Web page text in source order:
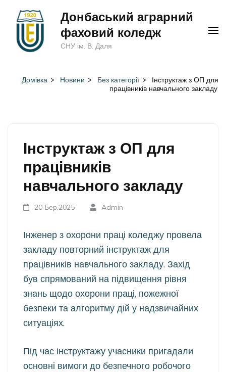
(натисніть
Донбаський аграрний
фаховий коледж
СНУ ім. В. Даля
Домівка > Новини > Без категорії >
Інструктаж з ОП для
працівників навчального закладу
Інструктаж з ОП для
працівників
навчального закладу
20 Бер,2025 Admin
Інженер з охорони праці коледжу провела
закладу повторний інструктаж для
працівників навчального закладу. Захід
був спрямований на підвищення рівня
знань щодо охорони праці, пожежної
безпеки та алгоритму дій у надзвичайних
ситуаціях.
Під час інструктажу учасники пригадали
основні вимоги до безпечного робочого